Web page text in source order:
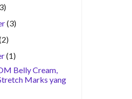
(3)
(1)
Belly Cream,
Marks yang